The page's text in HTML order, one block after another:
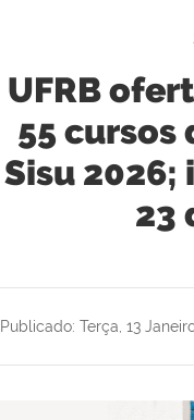
UFRB
55 cursos
Sisu 2026;
23
Publicado: Terça, 13